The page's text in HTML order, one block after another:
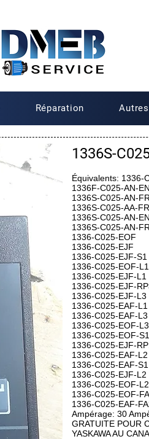
Réparation
1336S-
Équivalents: 1336-
1336F-C025-AN-EN
1336S-C025-AN-
1336S-C025-AA-
1336S-C025-AN-
1336S-C025-AN-
1336-C025-EOF
1336-C025-EJF
1336-C025-EJF-S1
1336-C025-EOF-L1
1336-C025-EJF-L1
1336-C025-EJF-
1336-C025-EJF-L3
1336-C025-EAF-L1
1336-C025-EAF-L3
1336-C025-EOF-L3
1336-C025-EOF-S1
1336-C025-EJF-
1336-C025-EAF-L2
1336-C025-EAF-S1
1336-C025-EJF-L2
1336-C025-EOF-L2
1336-C025-EOF-
1336-C025-EAF-
Ampérage: 30
GRATUITE POUR
YASKAWA AU